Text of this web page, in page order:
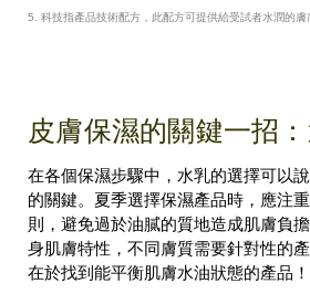
5. 科技指產品技術配方，此配方可提供給受試者水潤的膚
皮膚保濕的關鍵一招
在各個保濕步驟中，水乳的選擇可以
的關鍵。夏季選擇保濕產品時，應注
則，避免過於油膩的質地造成肌膚負
身肌膚特性，不同膚質需要針對性的
在於找到能平衡肌膚水油狀態的產品！